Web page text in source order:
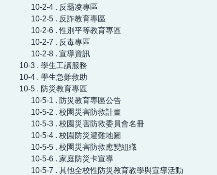
10-2-4 . 反霸凌專區
10-2-5 . 反詐教育專區
10-2-6 . 性別平等教育專區
10-2-7 . 反毒專區
10-2-8 . 宣導資訊
10-3 . 學生工讀服務
10-4 . 學生急難救助
10-5 . 防災教育專區
10-5-1 . 防災教育專區公告
10-5-2 . 校園災害防救計畫
10-5-3 . 校園災害防救委員會名冊
10-5-4 . 校園防災避難地圖
10-5-5 . 校園災害防救應變組織
10-5-6 . 家庭防災卡宣導
10-5-7 . 其他全校性防災教育教學與宣導活動